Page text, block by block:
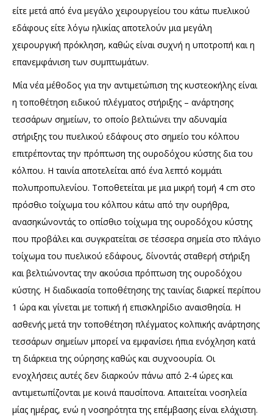
είτε μετά από ένα μεγάλο χειρουργείου του κάτω πυελικού
εδάφους είτε λόγω ηλικίας αποτελούν μια μεγάλη
χειρουργική πρόκληση, καθώς είναι συχνή η υποτροπή και η
επανεμφάνιση των συμπτωμάτων.
Μία νέα μέθοδος για την αντιμετώπιση της κυστεοκήλης είναι
η τοποθέτηση ειδικού πλέγματος στήριξης – ανάρτησης
τεσσάρων σημείων, το οποίο βελτιώνει την αδυναμία
στήριξης του πυελικού εδάφους στο σημείο του κόλπου
επιτρέποντας την πρόπτωση της ουροδόχου κύστης δια του
κόλπου. Η ταινία αποτελείται από ένα λεπτό κομμάτι
πολυπροπυλενίου. Τοποθετείται με μια μικρή τομή 4 cm στο
πρόσθιο τοίχωμα του κόλπου κάτω από την ουρήθρα,
ανασηκώνοντάς το οπίσθιο τοίχωμα της ουροδόχου κύστης
που προβάλει και συγκρατείται σε τέσσερα σημεία στο πλάγιο
τοίχωμα του πυελικού εδάφους, δίνοντάς σταθερή στήριξη
και βελτιώνοντας την ακούσια πρόπτωση της ουροδόχου
κύστης. Η διαδικασία τοποθέτησης της ταινίας διαρκεί περίπου
1 ώρα και γίνεται με τοπική ή επισκληρίδιο αναισθησία. Η
ασθενής μετά την τοποθέτηση πλέγματος κολπικής ανάρτησης
τεσσάρων σημείων μπορεί να εμφανίσει ήπια ενόχληση κατά
τη διάρκεια της ούρησης καθώς και συχνοουρία. Οι
ενοχλήσεις αυτές δεν διαρκούν πάνω από 2-4 ώρες και
αντιμετωπίζονται με κοινά παυσίπονα. Απαιτείται νοσηλεία
μίας ημέρας, ενώ η νοσηρότητα της επέμβασης είναι ελάχιστη.